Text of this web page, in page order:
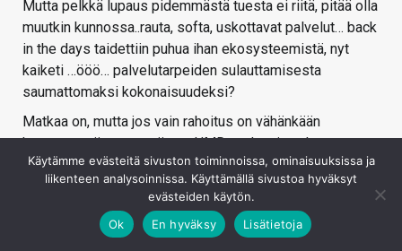
Mutta pelkkä lupaus pidemmästä tuesta ei riitä, pitää olla
muutkin kunnossa..rauta, softa, uskottavat palvelut… back
in the days taidettiin puhua ihan ekosysteemistä, nyt
kaiketi …ööö… palvelutarpeiden sulauttamisesta
saumattomaksi kokonaisuudeksi?
Matkaa on, mutta jos vain rahoitus on vähänkään
kunnossa niin nyt on täytyy HMD:n takoa ja uskoa
visioonsa. Muuten täytyy taantua "pohjoismaiseksi tusina
kiinamerkiksi".
En usko entisen Nokia myytin syntyyn, mutta sievoinen
jalansija uniikeilla ja omaa kohderyhmäänsä puhuttelevilla
Käytämme evästeitä sivuston toiminnoissa, ominaisuuksissa ja
liikenteen analysoinnissa. Käyttämällä sivustoa hyväksyt
evästeiden käytön.
Ok
En hyväksy Lisätietoja